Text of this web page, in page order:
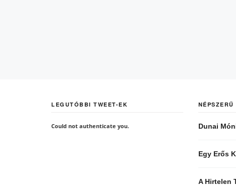
LEGUTÓBBI TWEET-EK
Could not authenticate you. Dunai
Egy Erős
A Hirtelen